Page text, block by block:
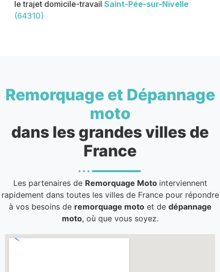
le trajet domicile-travail Saint-Pée-sur-Nivelle
(64310)
Remorquage et Dépannage
moto
dans les grandes villes de
France
Les partenaires de Remorquage Moto interviennent
rapidement dans toutes les villes de France pour répondre
à vos besoins de remorquage motoet de dépannage
moto, où que vous soyez.